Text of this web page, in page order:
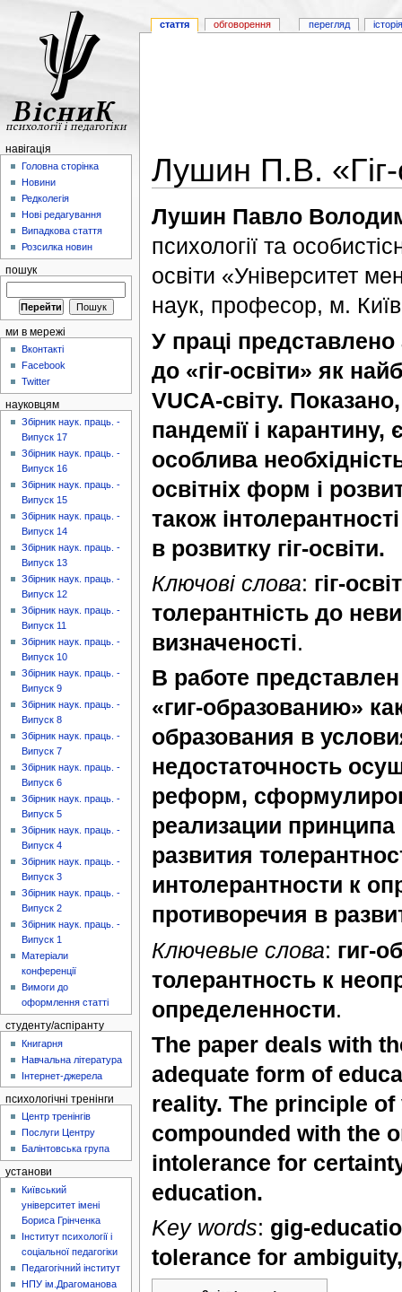
Лушин П.В.
Лушин Павло
психології та
освіти «Університет
наук, професор, м. Київ
У праці представлено
до «гіг-освіти» як
VUCA-світу.
пандемії і
особлива
освітніх форм і
також
в розвитку гіг-освіти.
Ключові слова: гіг-
толерантність до
визначеності.
В работе
«гиг-образованию»
образования в
недостаточность
реформ,
реализации
развития
интолерантности к
противоречия в
Ключевые слова: гиг-
толерантность к
определенности.
The paper deals with
adequate form of
reality. The principle
compounded with the
intolerance for
education.
Key words: gig-
tolerance for
стаття обговорення перегляд
навігація
Головна сторінка
Новини
Редколегія
Нові редагування
Випадкова стаття
Розсилка новин
пошук
ми в мережі
Вконтакті
Facebook
Twitter
науковцям
Збірник наук. праць. -
Випуск 17
Збірник наук. праць. -
Випуск 16
Збірник наук. праць. -
Випуск 15
Збірник наук. праць. -
Випуск 14
Збірник наук. праць. -
Випуск 13
Збірник наук. праць. -
Випуск 12
Збірник наук. праць. -
Випуск 11
Збірник наук. праць. -
Випуск 10
Збірник наук. праць. -
Випуск 9
Збірник наук. праць. -
Випуск 8
Збірник наук. праць. -
Випуск 7
Збірник наук. праць. -
Випуск 6
Збірник наук. праць. -
Випуск 5
Збірник наук. праць. -
Випуск 4
Збірник наук. праць. -
Випуск 3
Збірник наук. праць. -
Випуск 2
Збірник наук. праць. -
Випуск 1
Матеріали
конференції
Вимоги до
оформлення статті
студенту/аспіранту
Книгарня
Навчальна література
Інтернет-джерела
психологічні тренінги
Центр тренінгів
Послуги Центру
Балінтовська група
установи
Київський
університет імені
Бориса Грінченка
Інститут психології і
соціальної педагогіки
Педагогічний інститут
НПУ ім.Драгоманова